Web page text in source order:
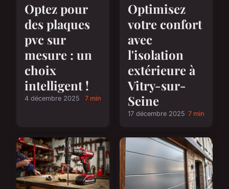
Optez pour
des plaques
pvc sur
mesure : un
choix
intelligent !
4 décembre 2025 7 min
Optimisez
votre confort
avec
l'isolation
extérieure à
Vitry-sur-
Seine
17 décembre 2025 7 min